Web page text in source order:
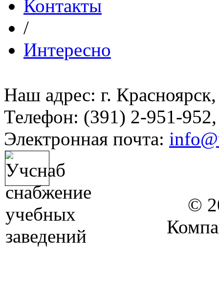
Контакты
/
Интересно
Наш адрес: г.
Телефон: (391) 2-951-
Электронная почта:
©